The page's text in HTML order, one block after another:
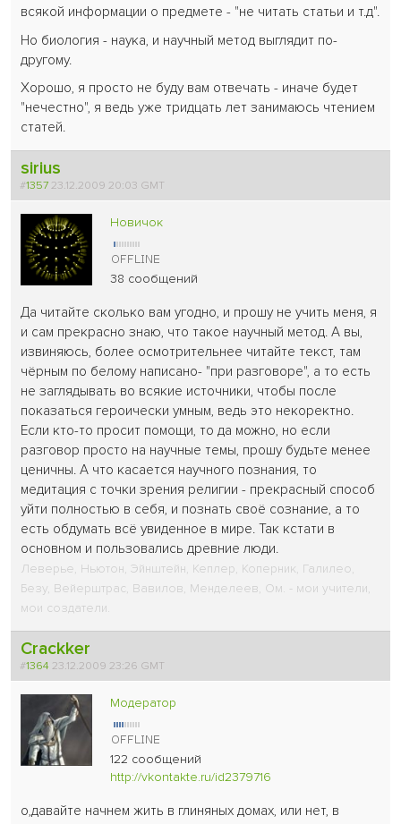
всякой информации о предмете - "не читать статьи и т.д".
Но биология - наука, и научный метод выглядит по-
другому.
Хорошо, я просто не буду вам отвечать - иначе будет
"нечестно", я ведь уже тридцать лет занимаюсь чтением
статей.
sirius
#135723.12.2009 20:03 GMT
Новичок
38 сообщений
Да читайте сколько вам угодно, и прошу не учить меня, я
и сам прекрасно знаю, что такое научный метод. А вы,
извиняюсь, более осмотрительнее читайте текст, там
чёрным по белому написано- "при разговоре", а то есть
не заглядывать во всякие источники, чтобы после
показаться героически умным, ведь это некоректно.
Если кто-то просит помощи, то да можно, но если
разговор просто на научные темы, прошу будьте менее
ценичны. А что касается научного познания, то
медитация с точки зрения религии - прекрасный способ
уйти полностью в себя, и познать своё сознание, а то
есть обдумать всё увиденное в мире. Так кстати в
основном и пользовались древние люди.
Леверье, Ньютон, Эйнштейн, Кеплер, Коперник, Галилео,
Безу, Вейерштрас, Вавилов, Менделеев, Ом. - мои учители,
мои создатели.
Crackker
#1364 23.12.2009 23:26 GMT
Модератор
122 сообщений
http://vkontakte.ru/id2379716
о,давайте начнем жить в глиняных домах, или нет, в